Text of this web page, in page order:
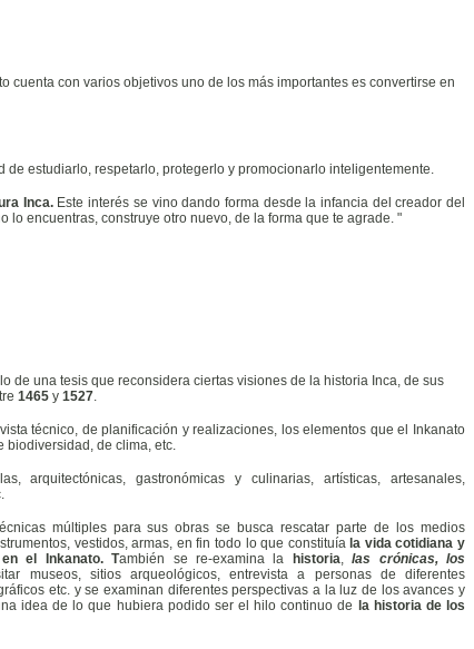
cuenta con varios objetivos uno de los más importantes es convertirse en
estudiarlo, respetarlo, protegerlo y promocionarlo inteligentemente.
Inca.Este interés se vino dando forma desde la infancia del creador del
encuentras, construye otro nuevo, de la forma que te agrade. "
de una tesis que reconsidera ciertas visiones de la historia Inca, de sus
1465 y 1527.
técnico, de planificación y realizaciones, los elementos que el Inkanato
biodiversidad, de clima, etc.
arquitectónicas, gastronómicas y culinarias, artísticas, artesanales,
múltiples para sus obras se busca rescatar parte de los medios
vestidos, armas, en fin todo lo que constituía la vida cotidiana y
el Inkanato. También se re-examina la historia,las crónicas, los
museos, sitios arqueológicos, entrevista a personas de diferentes
etc. y se examinan diferentes perspectivas a la luz de los avances y
idea de lo que hubiera podido ser el hilo continuo de
la historia de los